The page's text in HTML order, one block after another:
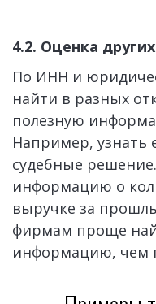
4.2. Оценка
По ИНН и
найти в разных
полезную
Например, узнать
судебные
информацию о
выручке за
фирмам проще
информацию, чем